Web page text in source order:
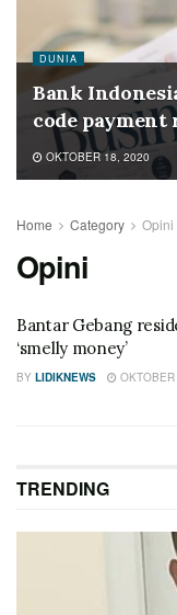
DUNIA
Bank
code
OKTOBER 18, 2020
Home Category Opini
Opini
Bantar Gebang
‘smelly money’
BY LIDIKNEWS
TRENDING